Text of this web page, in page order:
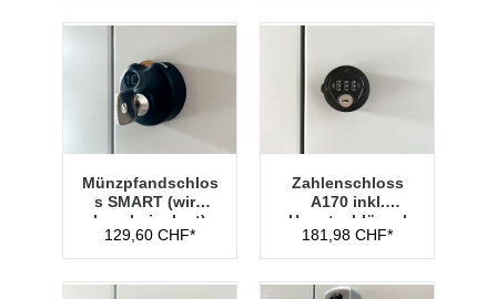
Münzpfandschlos
s SMART (wird
lose beigelegt)
129,60 CHF*
Zahlenschloss
A170 inkl.
Hauptschlüssel
Typ 1
181,98 CHF*